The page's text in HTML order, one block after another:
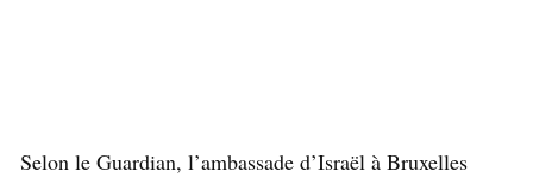
Selon le Guardian, l’ambassade d’Israël à Bruxelles